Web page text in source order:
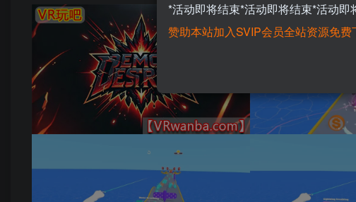
*活动即将结束*活动即将结束*活动即
赞助本站加入SVIP会员全站资源免费